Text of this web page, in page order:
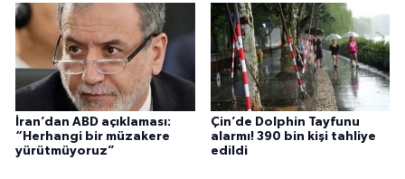
İran’dan ABD açıklaması:
“Herhangi bir müzakere
yürütmüyoruz”
Çin’de Dolphin Tayfunu
alarmı! 390 bin kişi tahliye
edildi